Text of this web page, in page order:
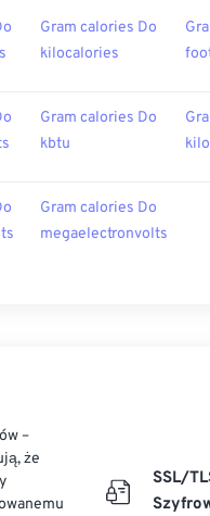
Gram calories Do
kilocalories
Gram calories Do
kbtu
Gram calories Do
megaelectronvolts
–
że
SSL/